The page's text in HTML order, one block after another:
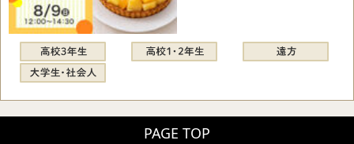
PAGE TOP